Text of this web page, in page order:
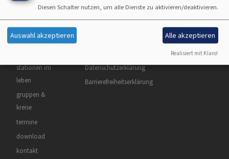
Hauptnavigation
#montekreuz
stationen im
leben
gruppen &
kreise
termine
download
kontakt
Fußbereichsmenü
Datenschutzerklärung
Barrierefreiheitserklärung
Benutzermenü
Diesen Schalter nutzen, um alle Dienste zu aktivieren/deaktivieren.
Auswahl akzeptieren Alle akzeptieren
Realisiert mit Klaro!